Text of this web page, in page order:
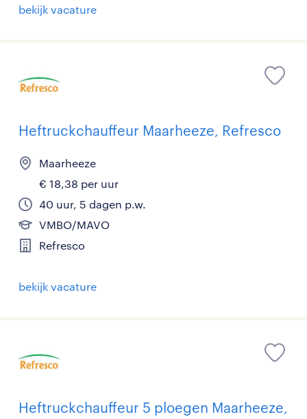
bekijk vacature
Heftruckchauffeur Maarheeze, Refresco
Maarheeze
€ 18,38 per uur
40 uur, 5 dagen p.w.
VMBO/MAVO
Refresco
bekijk vacature
Heftruckchauffeur 5 ploegen Maarheeze,